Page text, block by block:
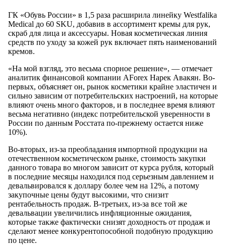
ГК «Обувь России» в 1,5 раза расширила линейку Westfalika
Medical до 60 SKU, добавив в ассортимент кремы для рук,
скраб для лица и аксессуары. Новая косметическая линия
средств по уходу за кожей рук включает пять наименований
кремов.
«На мой взгляд, это весьма спорное решение», — отмечает
аналитик финансовой компании AForex Нарек Авакян. Во-
первых, объясняет он, рынок косметики крайне эластичен и
сильно зависим от потребительских настроений, на которые
влияют очень много факторов, и в последнее время влияют
весьма негативно (индекс потребительской уверенности в
России по данным Росстата по-прежнему остается ниже
10%).
Во-вторых, из-за преобладания импортной продукции на
отечественном косметическом рынке, стоимость закупки
данного товара во многом зависит от курса рубля, который
в последние месяцы находился под серьезным давлением и
девальвировался к доллару более чем на 12%, а потому
закупочные цены будут высокими, что снизит
рентабельность продаж. В-третьих, из-за все той же
девальвации увеличились инфляционные ожидания,
которые также фактически снизят доходность от продаж и
сделают менее конкурентопособной подобную продукцию
по цене.